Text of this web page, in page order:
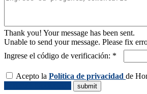
Thank you! Your message has been sent.
Unable to send your message. Please fix
Ingrese el código de verificación: *
Acepto la Política de privacidad de